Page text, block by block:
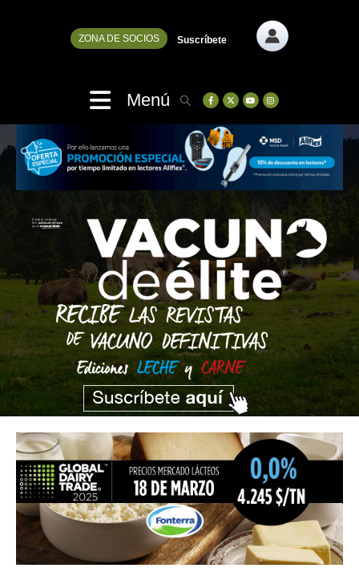
ZONA DE SOCIOS Suscríbete
Menú